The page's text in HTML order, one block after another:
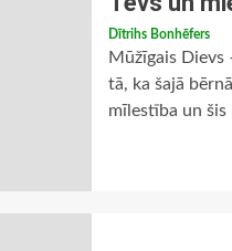
Dītrihs Bonhēfers
Mūžīgais Dievs
tā, ka šajā
mīlestība un šis